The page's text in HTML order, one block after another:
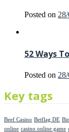
Posted on
52 Ways
Posted on
Key tags
Beef Casino Betflag DE
online casino online game